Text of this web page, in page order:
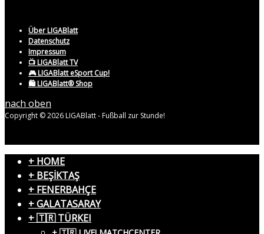
Über LIGABlatt
Datenschutz
Impressum
📺 LIGABlatt TV
🎮 LIGABlatt eSport Cup!
🛍️ LIGABlatt® Shop
nach oben
Copyright © 2026 LIGABlatt - Fußball zur Stunde!
+ HOME
+ BEŞİKTAŞ
+ FENERBAHÇE
+ GALATASARAY
+ 🇹🇷 TÜRKEI